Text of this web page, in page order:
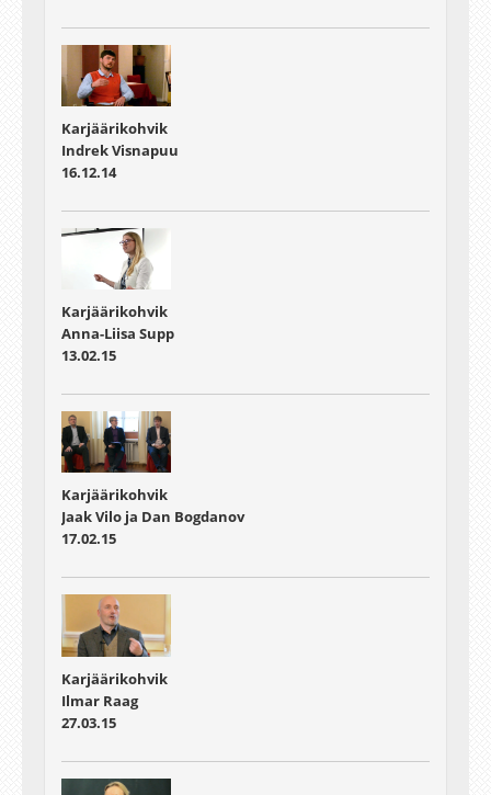
Karjäärikohvik
Indrek Visnapuu
16.12.14
Karjäärikohvik
Anna-Liisa Supp
13.02.15
Karjäärikohvik
Jaak Vilo ja Dan Bogdanov
17.02.15
Karjäärikohvik
Ilmar Raag
27.03.15